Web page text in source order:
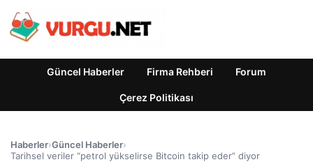
Güncel Haberler Firma Rehberi Forum
Çerez Politikası
Haberler›Güncel Haberler›
Tarihsel veriler “petrol yükselirse Bitcoin takip eder” diyor